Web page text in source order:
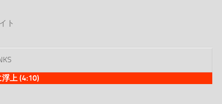
ト
上 (4:10)